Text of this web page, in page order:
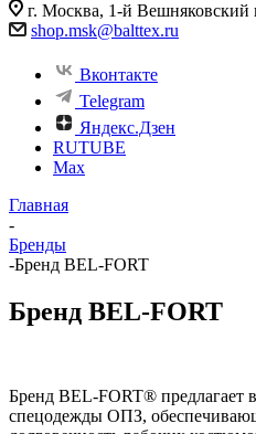
г. Москва, 1-й Вешняковский
shop.msk@balttex.ru
Вконтакте
Telegram
Яндекс.Дзен
RUTUBE
Max
Главная
-
Бренды
-Бренд BEL-FORT
Бренд BEL-FORT
Бренд BEL-FORT® предлагает
спецодежды ОПЗ,